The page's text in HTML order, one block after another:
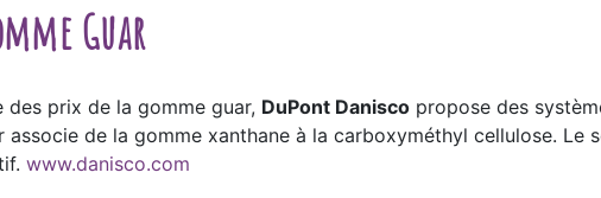
Guar
des prix de la gomme guar, DuPont Danisco propose des
associe de la gomme xanthane à la carboxyméthyl cellulose. Le
www.danisco.com